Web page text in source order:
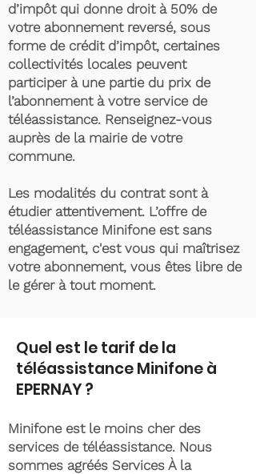
d’impôt qui donne droit à 50% de
votre abonnement reversé, sous
forme de crédit d’impôt, certaines
collectivités locales peuvent
participer à une partie du prix de
l’abonnement à votre service de
téléassistance. Renseignez-vous
auprès de la mairie de votre
commune.
Les modalités du contrat sont à
étudier attentivement. L’offre de
téléassistance Minifone est sans
engagement, c'est vous qui maîtrisez
votre abonnement, vous êtes libre de
le gérer à tout moment.
Quel est le tarif de la
téléassistance Minifone à
EPERNAY ?
Minifone est le moins cher des
services de téléassistance. Nous
sommes agréés Services À la